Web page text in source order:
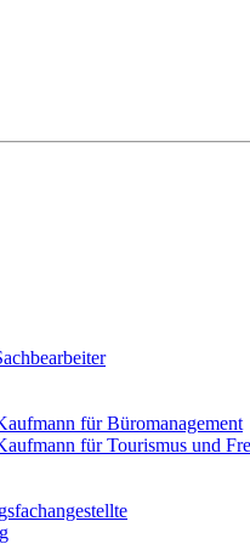
für Büromanagement
für Tourismus und